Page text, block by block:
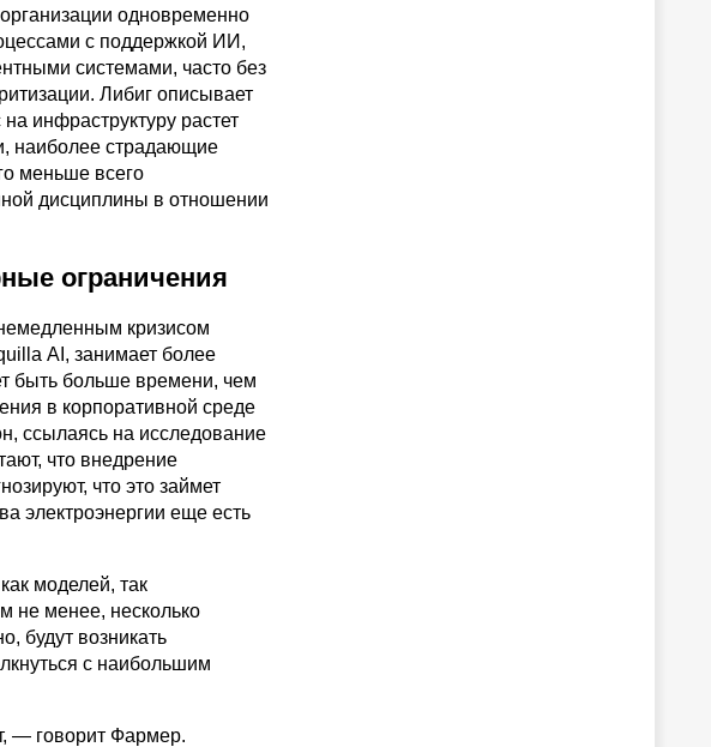
одновременно
с поддержкой ИИ,
системами, часто без
Либиг описывает
инфраструктуру растет
наиболее страдающие
меньше всего
дисциплины в отношении
ограничения
кризисом
AI, занимает более
быть больше времени, чем
в корпоративной среде
ссылаясь на исследование
что внедрение
что это займет
электроэнергии еще есть
моделей, так
не менее, несколько
будут возникать
с наибольшим
— говорит Фармер.